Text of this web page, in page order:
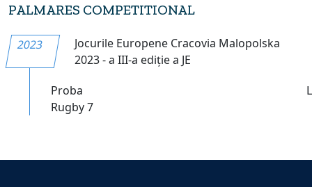
PALMARES COMPETITIONAL
2023
Jocurile Europene Cracovia Malopolska
2023 - a III-a ediție a JE
Proba
Rugby 7